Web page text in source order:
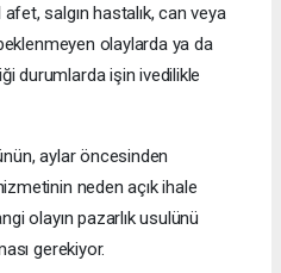
salgın hastalık, can veya
olaylarda ya da
durumlarda işin ivedilikle
aylar öncesinden
neden açık ihale
olayın pazarlık usulünü
gerekiyor.